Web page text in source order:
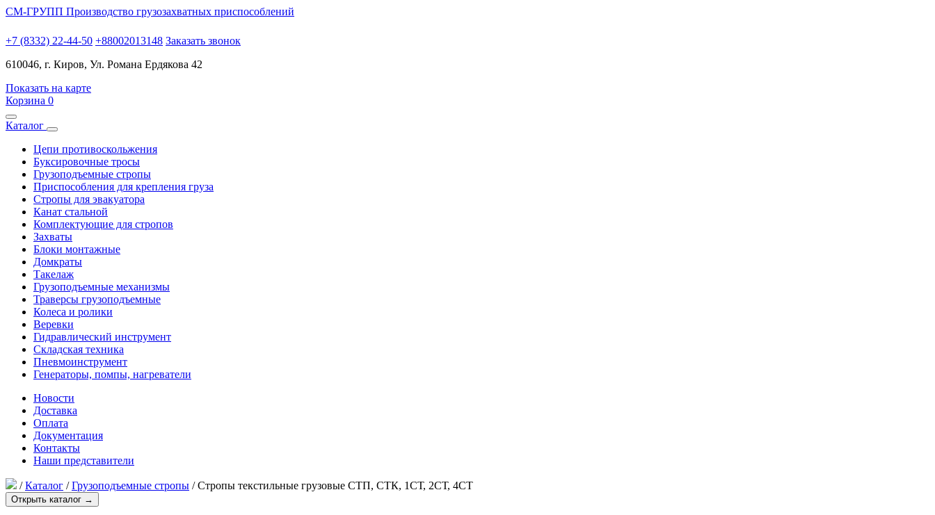
СМ-ГРУПП Производство грузозахватных приспособлений
+7 (8332) 22-44-50 +88002013148 Заказать звонок
610046, г. Киров, Ул. Романа Ердякова 42
Показать на карте
Корзина 0
Каталог
Цепи противоскольжения
Буксировочные тросы
Грузоподъемные стропы
Приспособления для крепления груза
Стропы для эвакуатора
Канат стальной
Комплектующие для стропов
Захваты
Блоки монтажные
Домкраты
Такелаж
Грузоподъемные механизмы
Траверсы грузоподъемные
Колеса и ролики
Веревки
Гидравлический инструмент
Складская техника
Пневмоинструмент
Генераторы, помпы, нагреватели
Новости
Доставка
Оплата
Документация
Контакты
Наши представители
/Каталог /Грузоподъемные стропы /Стропы текстильные грузовые СТП, СТК, 1СТ, 2СТ, 4СТ
Открыть каталог →